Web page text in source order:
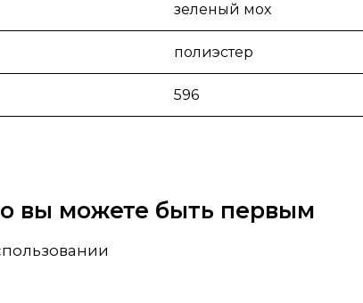
зеленый мох
полиэстер
596
вы можете быть первым